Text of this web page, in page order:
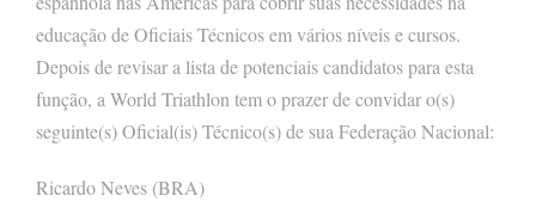
educação de Oficiais Técnicos em vários níveis e cursos.
Depois de revisar a lista de potenciais candidatos para esta
função, a World Triathlon tem o prazer de convidar o(s)
seguinte(s) Oficial(is) Técnico(s) de sua Federação Nacional:
Ricardo Neves (BRA)